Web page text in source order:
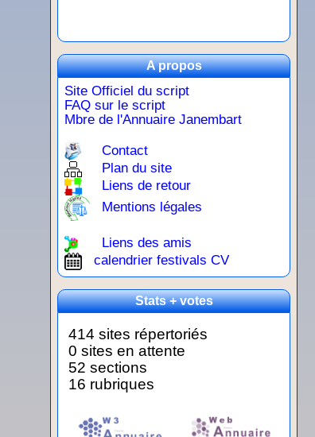
A propos
Site Officiel du script
FAQ sur le script
Mbre de l'Annuaire Janembart
Contact
Plan du site
Liens de retour
Mentions légales
Liens des amis
calendrier festivals CV
Stats + votes
414 sites répertoriés
0 sites en attente
52 sections
16 rubriques